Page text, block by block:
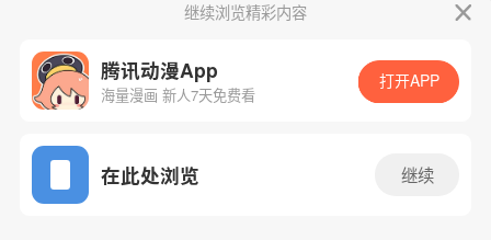
App免费看
下一话 腾漫App免费看
继续浏览精彩内容
腾讯动漫App
海量漫画 新人7天免费看
打开APP
在此处浏览 继续